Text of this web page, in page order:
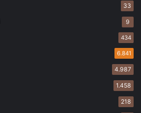
33
9
434
6.841
4.987
1.458
218